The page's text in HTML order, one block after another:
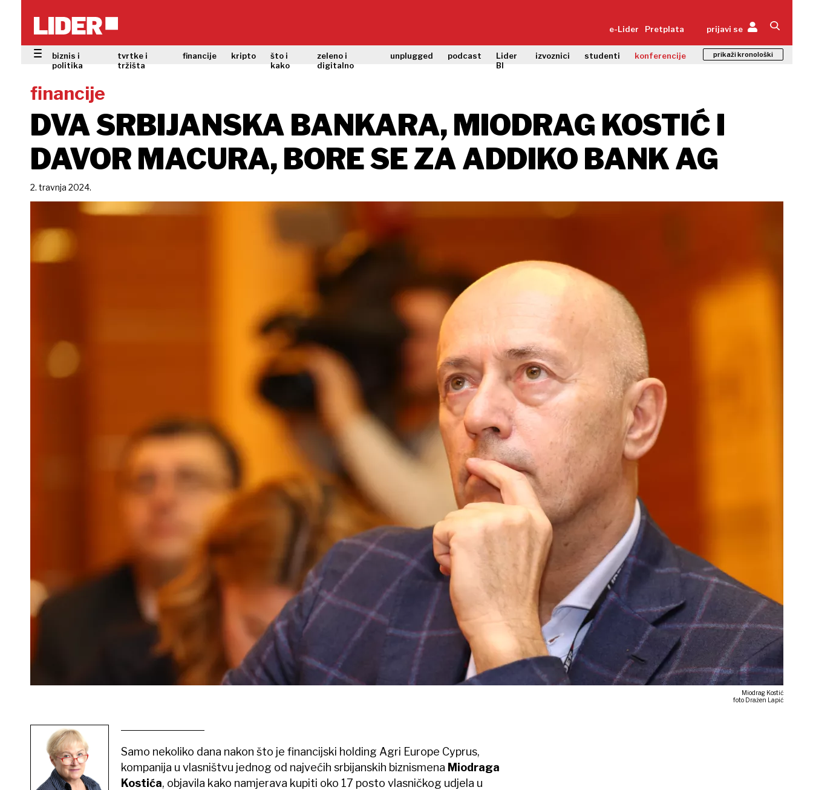
e-Lider Pretplata prijavi se
biznis i
politika
tvrtke i
tržišta
financije kripto
što i
kako
zeleno i
digitalno
unplugged podcast
Lider
BI
izvoznici studenti konferencije prikaži kronološki
financije
DVA SRBIJANSKA BANKARA, MIODRAG KOSTIĆ I
DAVOR MACURA, BORE SE ZA ADDIKO BANK AG
2. travnja 2024.
Miodrag Kostić
foto Dražen Lapić
Samo nekoliko dana nakon što je financijski holding Agri Europe Cyprus,
kompanija u vlasništvu jednog od najvećih srbijanskih biznismena Miodraga
Kostića, objavila kako namjerava kupiti oko 17 posto vlasničkog udjela u